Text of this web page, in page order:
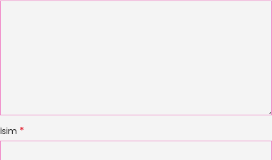
İsim *